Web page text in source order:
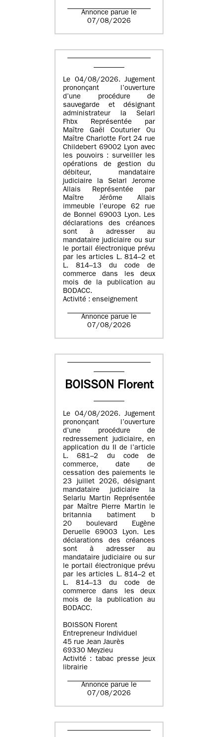
Annonce parue le
07/08/2026
Le 04/08/2026. Jugement
prononçant l’ouverture
d’une procédure de
sauvegarde et désignant
administrateur la Selarl
Fhbx Représentée par
Maître Gaël Couturier Ou
Maître Charlotte Fort 24 rue
Childebert 69002 Lyon avec
les pouvoirs : surveiller les
opérations de gestion du
débiteur, mandataire
judiciaire la Selarl Jerome
Allais Représentée par
Maître Jérôme Allais
immeuble l’europe 62 rue
de Bonnel 69003 Lyon. Les
déclarations des créances
sont à adresser au
mandataire judiciaire ou sur
le portail électronique prévu
par les articles L. 814–2 et
L. 814–13 du code de
commerce dans les deux
mois de la publication au
BODACC.
Activité : enseignement
Annonce parue le
07/08/2026
BOISSON Florent
Le 04/08/2026. Jugement
prononçant l’ouverture
d’une procédure de
redressement judiciaire, en
application du II de l’article
L. 681–2 du code de
commerce, date de
cessation des paiements le
23 juillet 2026, désignant
mandataire judiciaire la
Selarlu Martin Représentée
par Maître Pierre Martin le
britannia batiment b
20 boulevard Eugène
Deruelle 69003 Lyon. Les
déclarations des créances
sont à adresser au
mandataire judiciaire ou sur
le portail électronique prévu
par les articles L. 814–2 et
L. 814–13 du code de
commerce dans les deux
mois de la publication au
BODACC.
BOISSON Florent
Entrepreneur Individuel
45 rue Jean Jaurès
69330 Meyzieu
Activité : tabac presse jeux
librairie
Annonce parue le
07/08/2026